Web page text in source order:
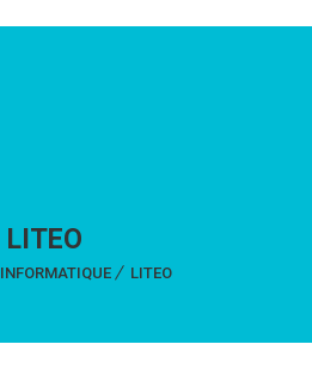
LITEO
INFORMATIQUE LITEO